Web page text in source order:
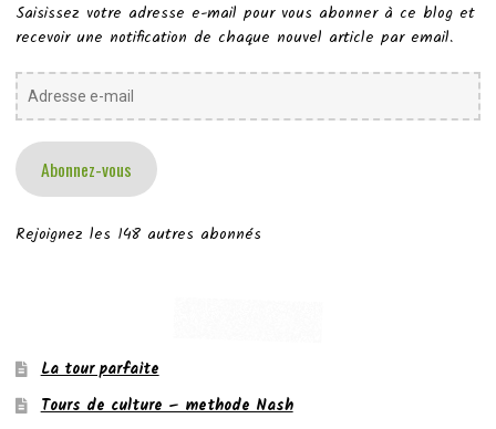
Saisissez votre adresse e-mail pour vous abonner à ce blog et
recevoir une notification de chaque nouvel article par email.
Adresse
e-
Abonnez-vous
Rejoignez les 148 autres abonnés
La tour parfaite
Tours de culture – methode Nash